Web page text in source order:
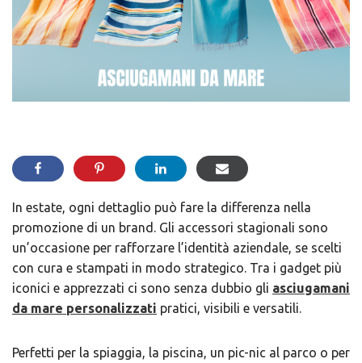
In estate, ogni dettaglio può fare la differenza nella
promozione di un brand. Gli accessori stagionali sono
un’occasione per rafforzare l’identità aziendale, se scelti
con cura e stampati in modo strategico. Tra i gadget più
iconici e apprezzati ci sono senza dubbio gli asciugamani
da mare personalizzati pratici, visibili e versatili.
Perfetti per la spiaggia, la piscina, un pic-nic al parco o per